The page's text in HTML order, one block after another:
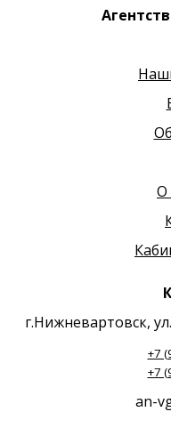
О
г.Нижневартовск,
+7
+7
an-